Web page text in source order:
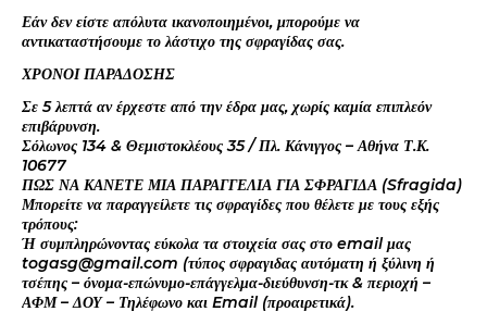
Εάν δεν είστε απόλυτα ικανοποιημένοι, μπορούμε να
αντικαταστήσουμε το λάστιχο της σφραγίδας σας.
ΧΡΟΝΟΙ ΠΑΡΑΔΟΣΗΣ
Σε 5 λεπτά αν έρχεστε από την έδρα μας, χωρίς καμία επιπλεόν
επιβάρυνση.
Σόλωνος 134 & Θεμιστοκλέους 35 / Πλ. Κάνιγγος – Αθήνα Τ.Κ.
10677
ΠΩΣ ΝΑ ΚΑΝΕΤΕ ΜΙΑ ΠΑΡΑΓΓΕΛΙΑ ΓΙΑ ΣΦΡΑΓΙΔΑ (Sfragida)
Μπορείτε να παραγγείλετε τις σφραγίδες που θέλετε με τους εξής
τρόπους:
Ή συμπληρώνοντας εύκολα τα στοιχεία σας στο email μας
togasg@gmail.com (τύπος σφραγιδας αυτόματη ή ξύλινη ή
τσέπης – όνομα-επώνυμο-επάγγελμα-διεύθυνση-τκ & περιοχή –
ΑΦΜ – ΔΟΥ – Τηλέφωνο και Email (προαιρετικά).